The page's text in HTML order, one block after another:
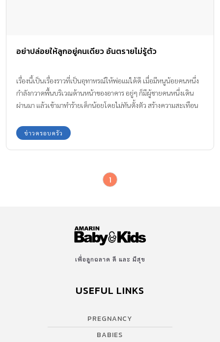
อย่าปล่อยให้ลูกอยู่คนเดียว อันตรายไม่รู้ตัว
เรื่องนี้เป็นเรื่องราวที่เป็นอุทาหรณ์ให้พ่อแม่ได้ดี เมื่อมีหนูน้อยคนหนึ่ง
กำลังกวาดพื้นบริเวณด้านหน้าของอาคาร อยู่ๆ ก็มีผู้ชายคนหนึ่งเดิน
ผ่านมา แล้วเข้ามาทำร้ายเด็กน้อยโดยไม่ทันตั้งตัว สร้างความสะเทือน
ลูกน้อยข่าวครอบครัว
1
เพื่อลูกฉลาด ดี และ มีสุข
USEFUL LINKS
PREGNANCY
BABIES